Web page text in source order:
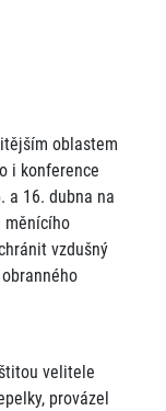
oblastem
i konference
a 16. dubna na
měnícího
vzdušný
velitele
provázel